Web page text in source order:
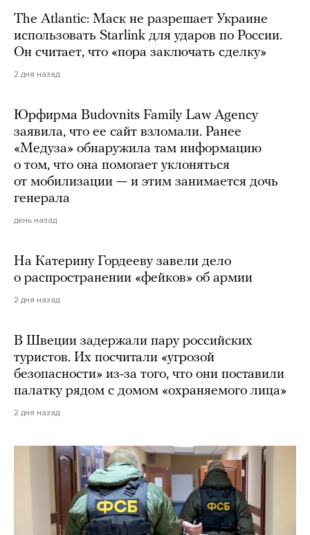
The Atlantic: Маск не разрешает Украине
использовать Starlink для ударов по России.
Он считает, что «пора заключать сделку»
2 дня назад
Юрфирма Budovnits Family Law Agency
заявила, что ее сайт взломали. Ранее
«Медуза» обнаружила там информацию
о том, что она помогает уклоняться
от мобилизации — и этим занимается дочь
генерала
день назад
На Катерину Гордееву завели дело
о распространении «фейков» об армии
2 дня назад
В Швеции задержали пару российских
туристов. Их посчитали «угрозой
безопасности» из-за того, что они поставили
палатку рядом с домом «охраняемого лица»
2 дня назад